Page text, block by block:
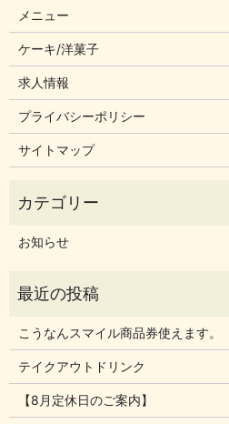
メニュー
ケーキ/洋菓子
求人情報
プライバシーポリシー
サイトマップ
お知らせ
こうなんスマイル商品券使えます。
テイクアウトドリンク
【8月定休日のご案内】